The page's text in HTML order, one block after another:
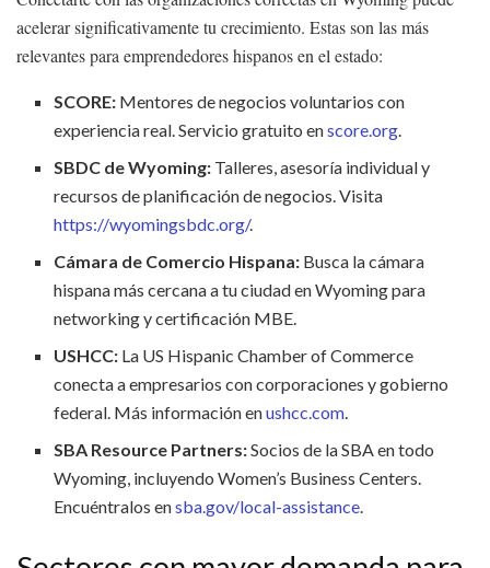
acelerar significativamente tu crecimiento. Estas son las más
relevantes para emprendedores hispanos en el estado:
SCORE: Mentores de negocios voluntarios con
experiencia real. Servicio gratuito enscore.org.
SBDC de Wyoming: Talleres, asesoría individual y
recursos de planificación de negocios. Visita
https://wyomingsbdc.org/.
Cámara de Comercio Hispana: Busca la cámara
hispana más cercana a tu ciudad en Wyoming para
networking y certificación MBE.
USHCC: La US Hispanic Chamber of Commerce
conecta a empresarios con corporaciones y gobierno
federal. Más información enushcc.com.
SBA Resource Partners:Socios de la SBA en todo
Wyoming, incluyendo Women’s Business Centers.
Encuéntralos ensba.gov/local-assistance.